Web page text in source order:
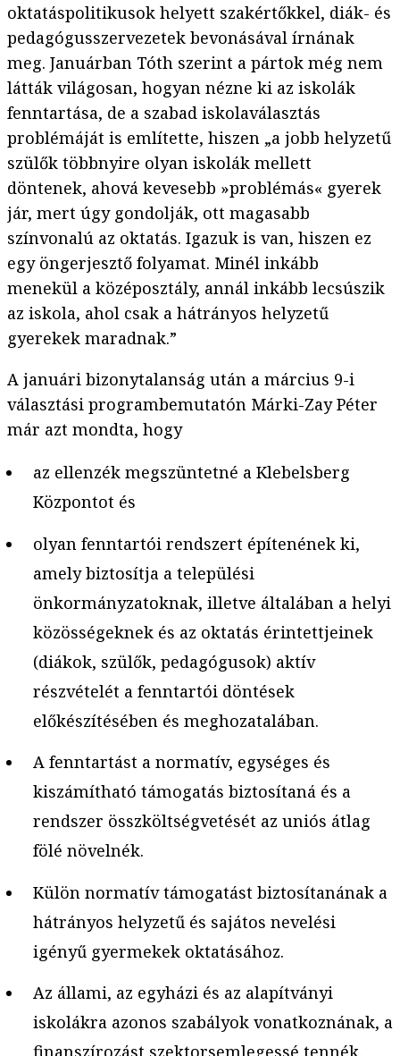
oktatáspolitikusok helyett szakértőkkel, diák- és
pedagógusszervezetek bevonásával írnának
meg. Januárban Tóth szerint a pártok még nem
látták világosan, hogyan nézne ki az iskolák
fenntartása, de a szabad iskolaválasztás
problémáját is említette, hiszen „a jobb helyzetű
szülők többnyire olyan iskolák mellett
döntenek, ahová kevesebb »problémás« gyerek
jár, mert úgy gondolják, ott magasabb
színvonalú az oktatás. Igazuk is van, hiszen ez
egy öngerjesztő folyamat. Minél inkább
menekül a középosztály, annál inkább lecsúszik
az iskola, ahol csak a hátrányos helyzetű
gyerekek maradnak.”
A januári bizonytalanság után a március 9-i
választási programbemutatón Márki-Zay Péter
már azt mondta, hogy
az ellenzék megszüntetné a Klebelsberg
Központot és
olyan fenntartói rendszert építenének ki,
amely biztosítja a települési
önkormányzatoknak, illetve általában a helyi
közösségeknek és az oktatás érintettjeinek
(diákok, szülők, pedagógusok) aktív
részvételét a fenntartói döntések
előkészítésében és meghozatalában.
A fenntartást a normatív, egységes és
kiszámítható támogatás biztosítaná és a
rendszer összköltségvetését az uniós átlag
fölé növelnék.
Külön normatív támogatást biztosítanának a
hátrányos helyzetű és sajátos nevelési
igényű gyermekek oktatásához.
Az állami, az egyházi és az alapítványi
iskolákra azonos szabályok vonatkoznának, a
finanszírozást szektorsemlegessé tennék.